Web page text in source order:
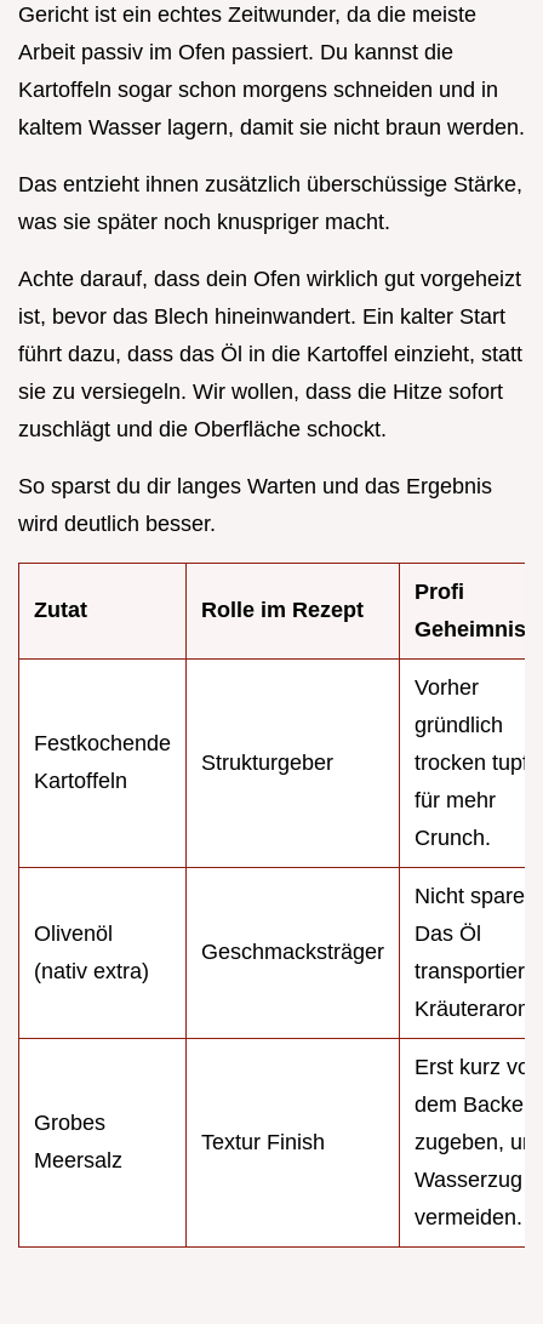
Gericht ist ein echtes Zeitwunder, da die meiste
Arbeit passiv im Ofen passiert. Du kannst die
Kartoffeln sogar schon morgens schneiden und in
kaltem Wasser lagern, damit sie nicht braun werden.
Das entzieht ihnen zusätzlich überschüssige Stärke,
was sie später noch knuspriger macht.
Achte darauf, dass dein Ofen wirklich gut vorgeheizt
ist, bevor das Blech hineinwandert. Ein kalter Start
führt dazu, dass das Öl in die Kartoffel einzieht, statt
sie zu versiegeln. Wir wollen, dass die Hitze sofort
zuschlägt und die Oberfläche schockt.
So sparst du dir langes Warten und das Ergebnis
wird deutlich besser.
Zutat Rolle im Rezept
Profi
Geheimnis
Festkochende
Kartoffeln
Strukturgeber
Vorher
gründlich
trocken
für mehr
Crunch.
Olivenöl
(nativ extra)
Geschmacksträger
Nicht sparen!
Das Öl
transportiert
Grobes
Meersalz
Textur Finish
Erst kurz vor
dem Backen
zugeben, um
Wasserzug
vermeiden.